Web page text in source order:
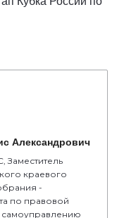
Александрович
Заместитель
краевого
-
по правовой
самоуправлению